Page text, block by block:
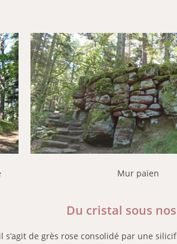
Mur païen
Du cristal sous
de grès rose consolidé par une